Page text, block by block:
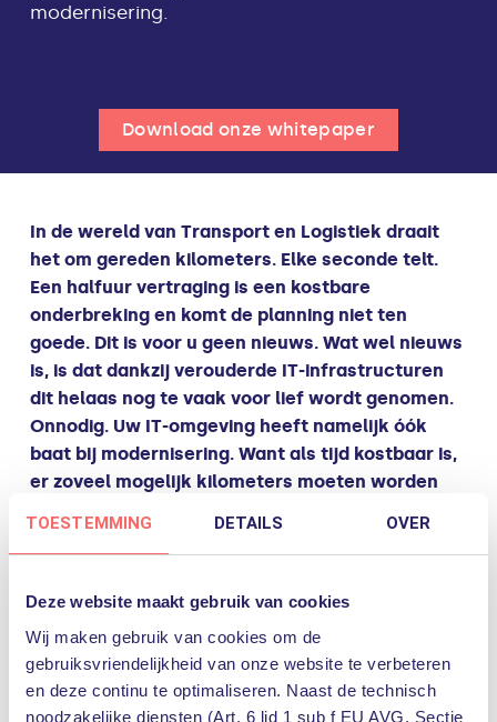
TOESTEMMING DETAILS OVER
Deze website maakt gebruik van cookies
Wij maken gebruik van cookies om de
gebruiksvriendelijkheid van onze website te verbeteren
en deze continu te optimaliseren. Naast de technisch
noodzakelijke diensten (Art. 6 lid 1 sub f EU AVG, Sectie
modernisering.
Download onze whitepaper
In de wereld van Transport en Logistiek draait
het om gereden kilometers. Elke seconde telt.
Een halfuur vertraging is een kostbare
onderbreking en komt de planning niet ten
goede. Dit is voor u geen nieuws. Wat wel nieuws
is, is dat dankzij verouderde IT-infrastructuren
dit helaas nog te vaak voor lief wordt genomen.
Onnodig. Uw IT-omgeving heeft namelijk óók
baat bij modernisering. Want als tijd kostbaar is,
er zoveel mogelijk kilometers moeten worden
bewerkstelligen? En de gevaren van cybercrime
tijd om rust te creëren.